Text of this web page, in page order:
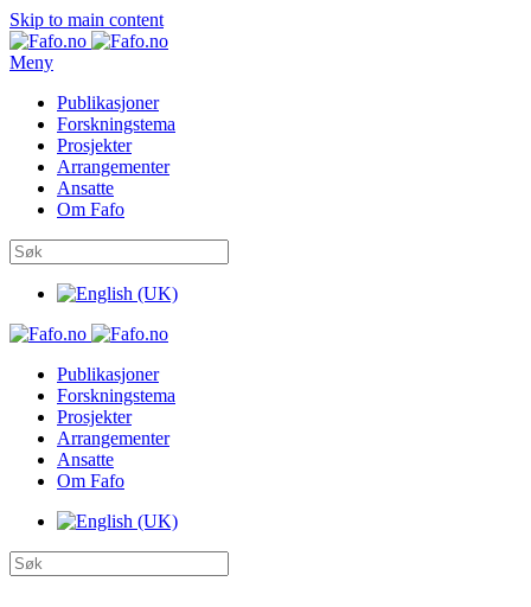
Skip to main content
Meny
Publikasjoner
Forskningstema
Prosjekter
Arrangementer
Ansatte
Om Fafo
Publikasjoner
Forskningstema
Prosjekter
Arrangementer
Ansatte
Om Fafo